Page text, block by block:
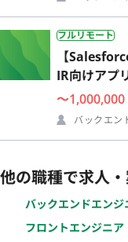
フルリモート
【
IR向けアプ
〜1,000,000
バックエン
他の職種で求人
バックエンドエンジ
フロントエンジニア